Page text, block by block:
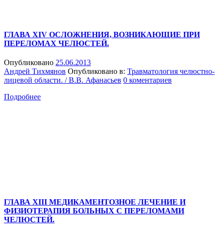
ГЛАВА XIV ОСЛОЖНЕНИЯ, ВОЗНИКАЮЩИЕ ПРИ
ПЕРЕЛОМАХ ЧЕЛЮСТЕЙ.
Опубликовано 25.06.2013
Андрей Тихмянов Опубликовано в: Травматология челюстно-
лицевой области. / В.В. Афанасьев 0 коментариев
Подробнее
ГЛАВА XIII МЕДИКАМЕНТОЗНОЕ ЛЕЧЕНИЕ И
ФИЗИОТЕРАПИЯ БОЛЬНЫХ С ПЕРЕЛОМАМИ
ЧЕЛЮСТЕЙ.